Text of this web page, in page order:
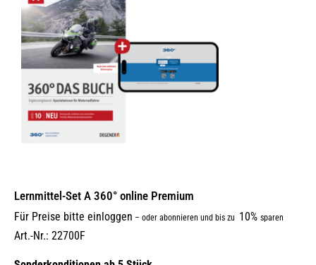
Lernmittel-Set A 360° online Premium
Für Preise bitte einloggen – oder abonnieren und bis zu 10% sparen
Art.-Nr.: 22700F